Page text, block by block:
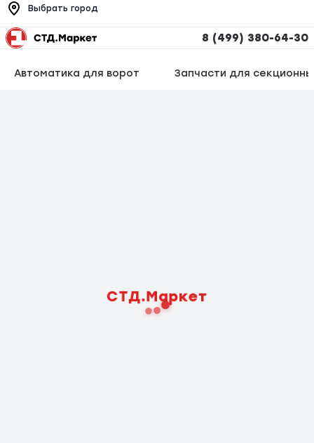
Выбрать город
8 (499) 380-64-30
Автоматика для ворот Запчасти для
СТД.Маркет